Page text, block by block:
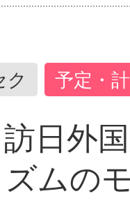
ク 予定・
日外
ムの